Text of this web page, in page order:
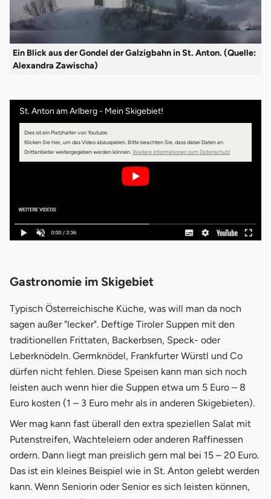
Ein Blick aus der Gondel der Galzigbahn in St. Anton. (Quelle:
Alexandra Zawischa)
St. Anton am Arlberg - Mein Skigebiet!
Dies ist ein Platzhalter von Youtube.
Klicken Sie hier, um das Video abzuspielen. Bitte beachten Sie, dass dabei Daten an
Drittanbieter weitergegeben werden können. Weitere Informationen zum Datenschutz
Gastronomie im Skigebiet
Typisch Österreichische Küche, was will man da noch
sagen außer "lecker". Deftige Tiroler Suppen mit den
traditionellen Frittaten, Backerbsen, Speck- oder
Leberknödeln. Germknödel, Frankfurter Würstl und Co
dürfen nicht fehlen. Diese Speisen kann man sich noch
leisten auch wenn hier die Suppen etwa um 5 Euro – 8
Euro kosten (1 – 3 Euro mehr als in anderen Skigebieten).
Wer mag kann fast überall den extra speziellen Salat mit
Putenstreifen, Wachteleiern oder anderen Raffinessen
ordern. Dann liegt man preislich gern mal bei 15 – 20 Euro.
Das ist ein kleines Beispiel wie in St. Anton gelebt werden
kann. Wenn Seniorin oder Senior es sich leisten können,